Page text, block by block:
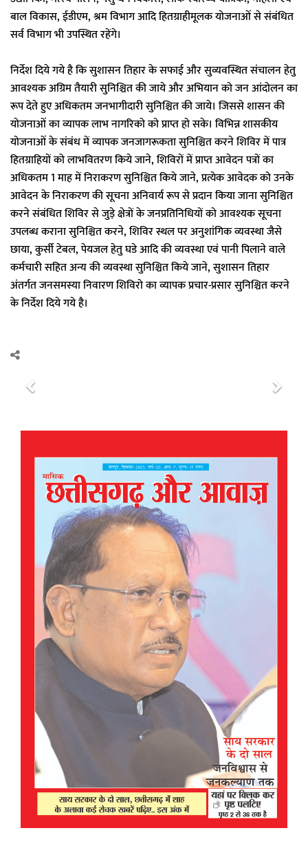
बाल विकास, ईडीएम, श्रम विभाग आदि हितग्राहीमूलक योजनाओं से संबंधित
सर्व विभाग भी उपस्थित रहेंगे।
निर्देश दिये गये है कि सुशासन तिहार के सफाई और सुव्यवस्थित संचालन हेतु
आवश्यक अग्रिम तैयारी सुनिश्चित की जाये और अभियान को जन आंदोलन का
रूप देते हुए अधिकतम जनभागीदारी सुनिश्चित की जाये। जिससे शासन की
योजनाओं का व्यापक लाभ नागरिको को प्राप्त हो सके। विभिन्न शासकीय
योजनाओं के संबंध में व्यापक जनजागरूकता सुनिश्चित करने शिविर में पात्र
हितग्राहियों को लाभवितरण किये जाने, शिविरों में प्राप्त आवेदन पत्रों का
अधिकतम 1 माह में निराकरण सुनिश्चित किये जाने, प्रत्येक आवेदक को उनके
आवेदन के निराकरण की सूचना अनिवार्य रूप से प्रदान किया जाना सुनिश्चित
करने संबंधित शिविर से जुड़े क्षेत्रों के जनप्रतिनिधियों को आवश्यक सूचना
उपलब्ध कराना सुनिश्चित करने, शिविर स्थल पर अनुशांगिक व्यवस्था जैसे
छाया, कुर्सी टेबल, पेयजल हेतु घडे आदि की व्यवस्था एवं पानी पिलाने वाले
कर्मचारी सहित अन्य की व्यवस्था सुनिश्चित किये जाने, सुशासन तिहार
अंतर्गत जनसमस्या निवारण शिविरो का व्यापक प्रचार-प्रसार सुनिश्चित करने
के निर्देश दिये गये है।
P
e
N
x